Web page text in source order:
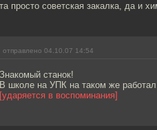
та просто советская закалка, да и
отправлено 04.10.07 14:54
Знакомый станок!
В школе на УПК на таком же
[ударяется в воспоминания]